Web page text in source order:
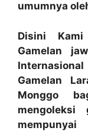
umumnya
Disini
Gamelan
Gamelan
Monggo
mengoleksi